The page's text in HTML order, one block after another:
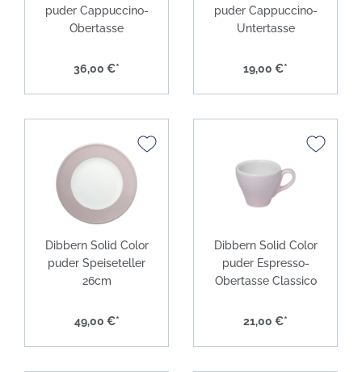
puder Cappuccino-
Obertasse
36,00 €*
puder Cappuccino-
Untertasse
19,00 €*
Dibbern Solid Color
puder Speiseteller
26cm
49,00 €*
Dibbern Solid Color
puder Espresso-
Obertasse Classico
21,00 €*